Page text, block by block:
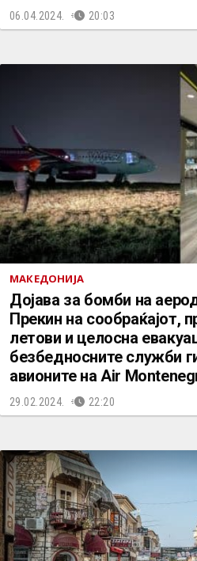
06.04.2024. 20:03
МАКЕДОНИЈА
Дојава за бомби на
Прекин на сообраќајот,
летови и целосна
безбедносните служби
авионите на Air
29.02.2024. 22:20